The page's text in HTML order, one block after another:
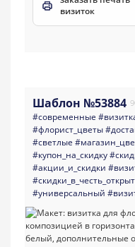
визиток
Шаблон №53884
#современные
#флорист_цветы
#светлые
#купон_на_скидку
#акции_и_скидки
#универсальный